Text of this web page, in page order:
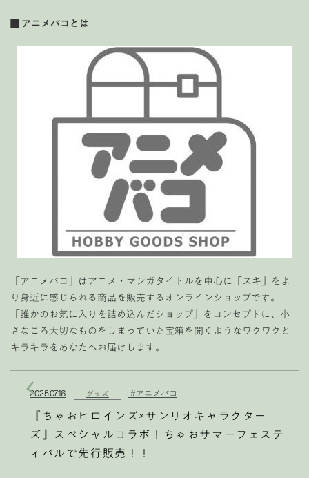
■アニメバコとは
「アニメバコ」はアニメ・マンガタイトルを中心に「スキ」をよ
り身近に感じられる商品を販売するオンラインショップです。
「誰かのお気に入りを詰め込んだショップ」をコンセプトに、小
さなころ大切なものをしまっていた宝箱を開くようなワクワクと
キラキラをあなたへお届けします。
2025.07.16 グッズ #アニメバコ
『ちゃおヒロインズ×サンリオキャラクター
ズ』スペシャルコラボ！ちゃおサマーフェステ
ィバルで先行販売！！